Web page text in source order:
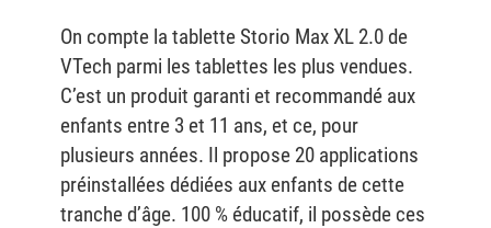
On compte la tablette Storio Max XL 2.0 de
VTech parmi les tablettes les plus vendues.
C’est un produit garanti et recommandé aux
enfants entre 3 et 11 ans, et ce, pour
plusieurs années. Il propose 20 applications
préinstallées dédiées aux enfants de cette
tranche d’âge. 100 % éducatif, il possède ces